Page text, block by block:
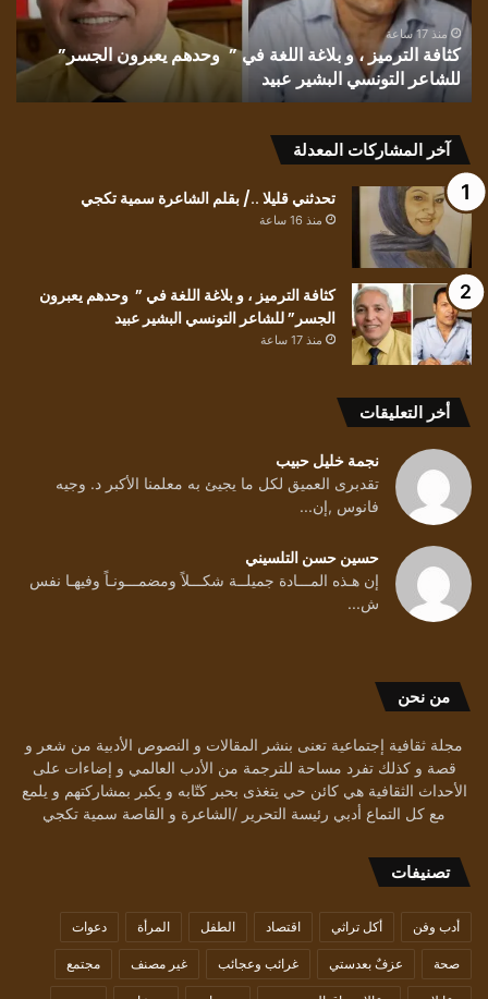
في
” وحدهم
يعبرون
الجسر”
للشاعر
البشير
عبيد
منذ 17 ساعة
كثافة الترميز ، و بلاغة اللغة في ” وحدهم يعبرون الجسر”
للشاعر التونسي البشير عبيد
آخر المشاركات المعدلة
تحدثني قليلا ../ بقلم الشاعرة سمية تكجي
منذ 16 ساعة
كثافة الترميز ، و بلاغة اللغة في ” وحدهم يعبرون
الجسر” للشاعر التونسي البشير عبيد
منذ 17 ساعة
أخر التعليقات
نجمة خليل حبيب
تقدبرى العميق لكل ما يجيئ به معلمنا الأكبر د. وجيه
فانوس ,إن...
حسين حسن التلسيني
إن هـذه المـــادة جميلــة شكـــلاً ومضمـــونـاً وفيهـا نفس
ش...
من نحن
مجلة ثقافية إجتماعية تعنى بنشر المقالات و النصوص الأدبية من شعر و
قصة و كذلك تفرد مساحة للترجمة من الأدب العالمي و إضاءات على
الأحداث الثقافية هي كائن حي يتغذى بحبر كتّابه و يكبر بمشاركتهم و يلمع
مع كل التماع أدبي رئيسة التحرير /الشاعرة و القاصة سمية تكجي
تصنيفات
أدب وفن أكل تراثي اقتصاد الطفل المرأة دعوات
صحة عزفٌ بعدستي غرائب وعجائب غير مصنف مجتمع